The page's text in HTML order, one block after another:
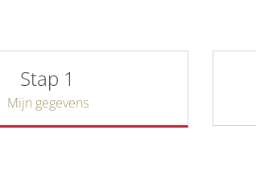
Stap 1
Mijn gegevens